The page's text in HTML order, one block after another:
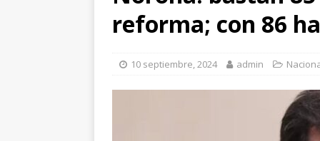
NL
recomendación de la OMS
reforma; con 86
10 septiembre, 2024 admin